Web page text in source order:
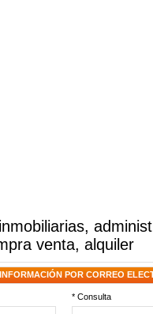
inmobiliarias,
venta, alquiler
POR CORREO
* Consulta